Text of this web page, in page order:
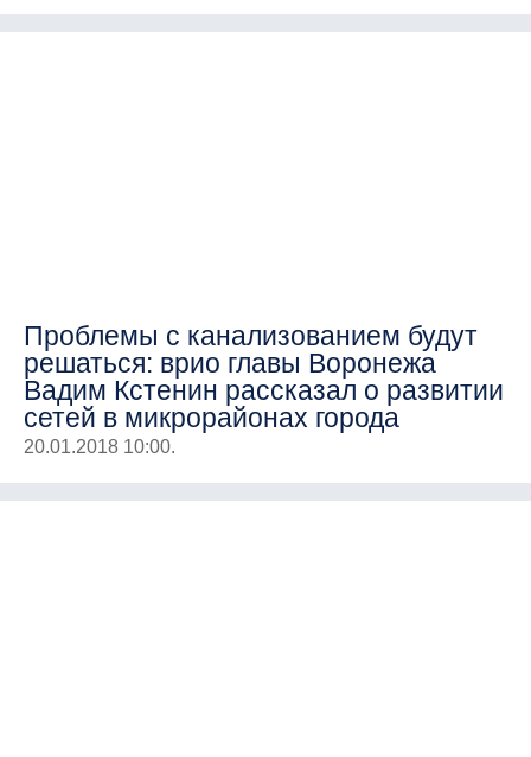
Проблемы с канализованием будут
решаться: врио главы Воронежа
Вадим Кстенин рассказал о развитии
сетей в микрорайонах города
20.01.2018 10:00.